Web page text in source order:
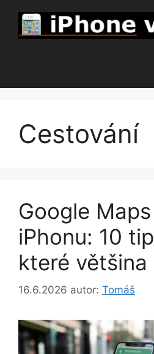
obsah
Cestování
Google
iPhonu: 10
které většina
16.6.2026 autor: Tomáš